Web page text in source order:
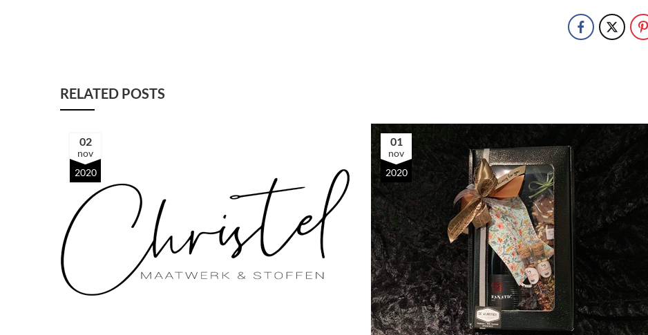
RELATED POSTS
02
nov
2020
01
nov
2020